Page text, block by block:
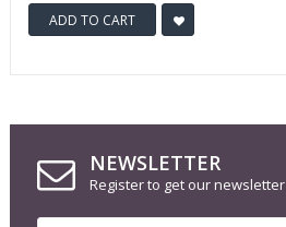
ADD TO CART
NEWSLETTER
Register to get our newsletter